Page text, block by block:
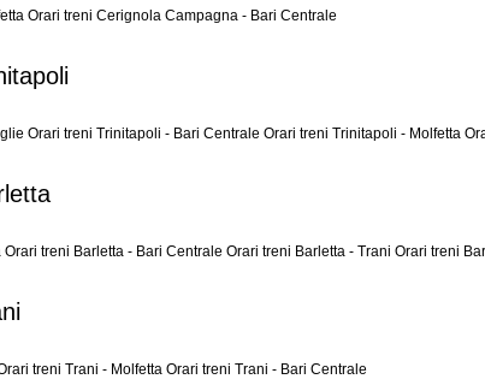
Orari treni Cerignola Campagna - Bari Centrale
Orari treni Trinitapoli - Bari Centrale Orari treni Trinitapoli - Molfetta
Orari treni Barletta - Bari Centrale Orari treni Barletta - Trani Orari treni
treni Trani - Molfetta Orari treni Trani - Bari Centrale